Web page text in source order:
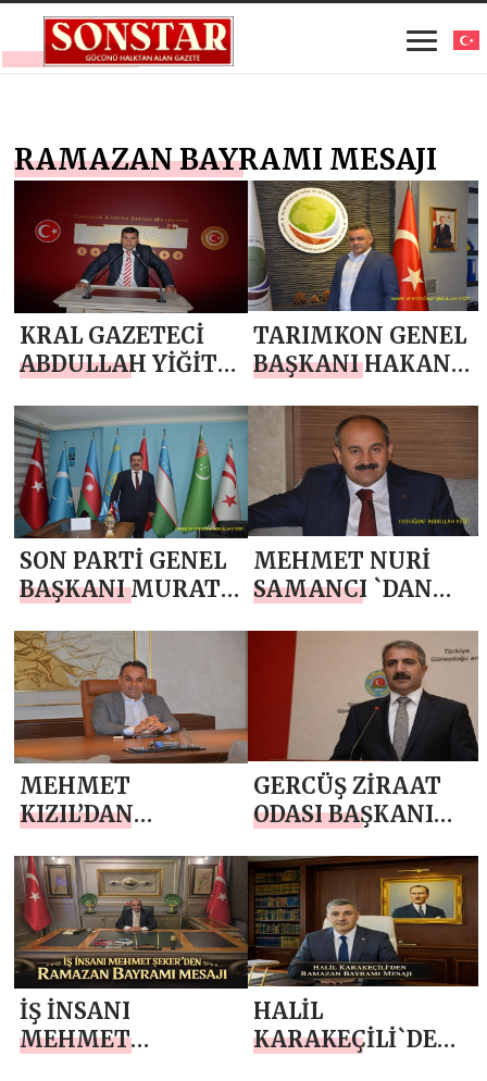
RAMAZAN BAYRAMI MESAJI
KRAL GAZETECİ
ABDULLAH YİĞİT
BAYRAMI MESAJI
TARIMKON GENEL
BAŞKANI HAKAN
RAMAZAN
BAYRAMI MESAJI
SON PARTİ GENEL
BAŞKANI MURAT
RAMAZAN
BAYRAMI MESAJI
MEHMET NURİ
SAMANCI `DAN
BAYRAMI MESAJI
MEHMET
KIZIL’DAN
BAYRAMI MESAJI
GERCÜŞ ZİRAAT
ODASI BAŞKANI
RAMAZAN
BAYRAMI MESAJI
İŞ İNSANI
MEHMET
HALİL
KARAKEÇİLİ`DEN